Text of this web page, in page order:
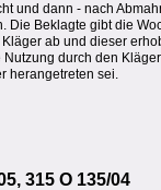
und dann - nach
Die Beklagte gibt die
ab und dieser
durch den
herangetreten sei.
315 O 135/04